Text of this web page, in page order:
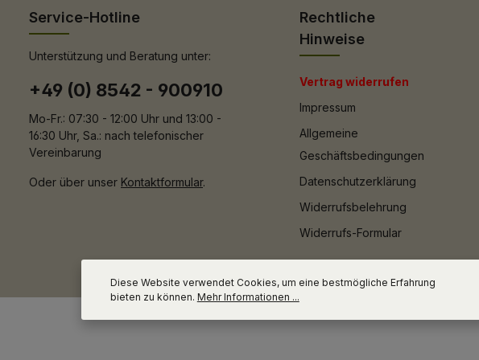
Service-Hotline
Unterstützung und Beratung unter:
+49 (0) 8542 - 900910
Mo-Fr.: 07:30 - 12:00 Uhr und 13:00 -
16:30 Uhr, Sa.: nach telefonischer
Vereinbarung
Oder über unser Kontaktformular.
Rechtliche
Hinweise
Vertrag widerrufen
Impressum
Allgemeine
Geschäftsbedingungen
Datenschutzerklärung
Widerrufsbelehrung
Widerrufs-Formular
Diese Website verwendet Cookies, um eine bestmögliche Erfahrung
bieten zu können. Mehr Informationen ...